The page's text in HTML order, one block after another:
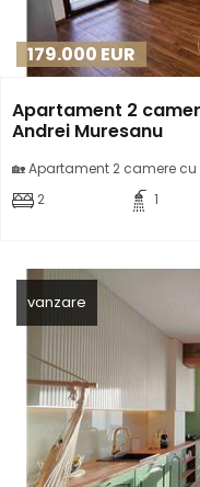
179.000 EUR
Apartament 2
Andrei Muresanu
🏡 Apartament 2 camere
2
1
vanzare